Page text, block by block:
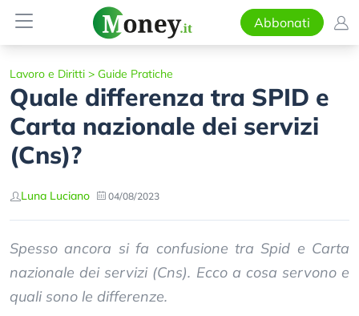
Abbonati
Lavoro e Diritti > Guide Pratiche
Quale differenza tra SPID e
Carta nazionale dei servizi
(Cns)?
Luna Luciano 04/08/2023
Spesso ancora si fa confusione tra Spid e Carta
nazionale dei servizi (Cns). Ecco a cosa servono e
quali sono le differenze.